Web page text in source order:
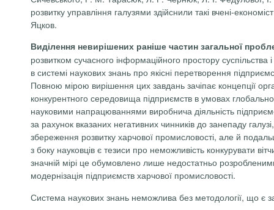
розвитку управління галузями здійснили такі вчені-
Яцков.
Виділення невирішених раніше частин загальної
розвитком сучасного інформаційного простору
в системі наукових знань про якісні перетворення
Повною мірою вирішення цих завдань зачіпає концепції
конкурентного середовища підприємств в умовах
науковими напрацюваннями виробнича діяльність
за рахунок вказаних негативних чинників до занепаду
збереження розвитку харчової промисловості, але й
з боку науковців є тезиси про неможливість конкурувати
значній мірі це обумовлено лише недостатньо
модернізація підприємств харчової промисловості.
Система наукових знань неможлива без методології, що є